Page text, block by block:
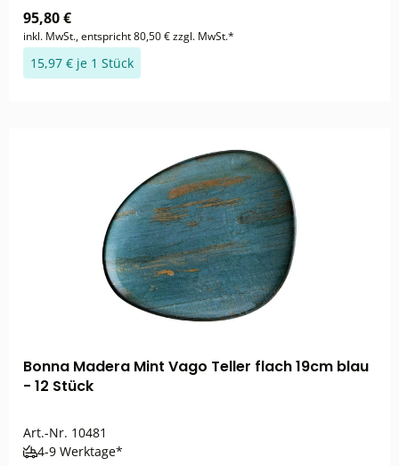
95,80 €
inkl. MwSt., entspricht 80,50 € zzgl. MwSt.*
15,97 € je 1 Stück
Bonna Madera Mint Vago Teller flach 19cm blau
- 12 Stück
Art.-Nr. 10481
4-9 Werktage*